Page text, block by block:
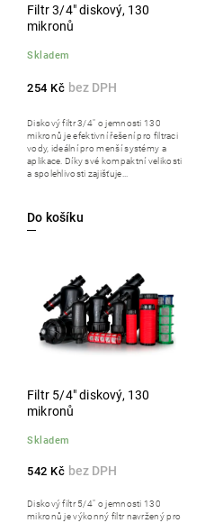
Filtr 3/4" diskový, 130
mikronů
Skladem
254 Kč
Do košíku
Diskový filtr 3/4" o jemnosti 130
mikronů je efektivní řešení pro filtraci
vody, ideální pro menší systémy a
aplikace. Díky své kompaktní velikosti
a spolehlivosti zajišťuje...
Filtr 5/4" diskový, 130
mikronů
Skladem
542 Kč
Diskový filtr 5/4" o jemnosti 130
mikronů je výkonný filtr navržený pro